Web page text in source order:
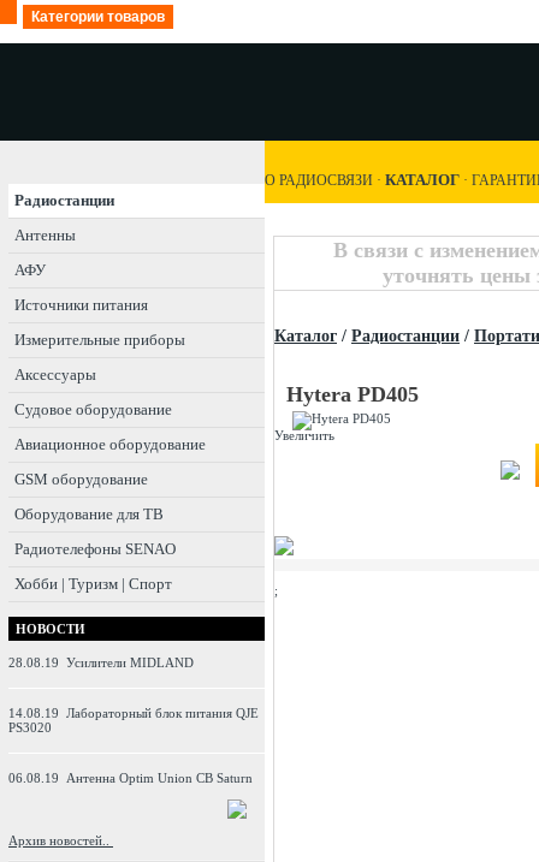
Категории товаров
Радиостанции
Антенны
АФУ
Источники питания
Измерительные приборы
Аксессуары
Судовое оборудование
Авиационное оборудование
GSM оборудование
Оборудование для ТВ
Радиотелефоны SENAO
Хобби | Туризм | Спорт
НОВОСТИ
28.08.19 Усилители MIDLAND
14.08.19 Лабораторный блок питания QJE
PS3020
06.08.19 Антенна Optim Union CB Saturn
Архив новостей..
О РАДИОСВЯЗИ · КАТАЛОГ ·
В связи с
уточнять цены
Каталог / Радиостанции /
Hytera PD405
Увеличить
;